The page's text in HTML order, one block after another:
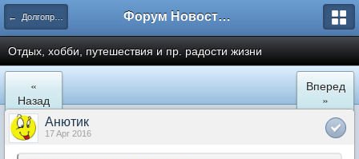
← Долгопрудный Форум Новостройки
Отдых, хобби, путешествия и пр. радости жизни
«
Назад
Вперед
»
Анютик
17 Apr 2016